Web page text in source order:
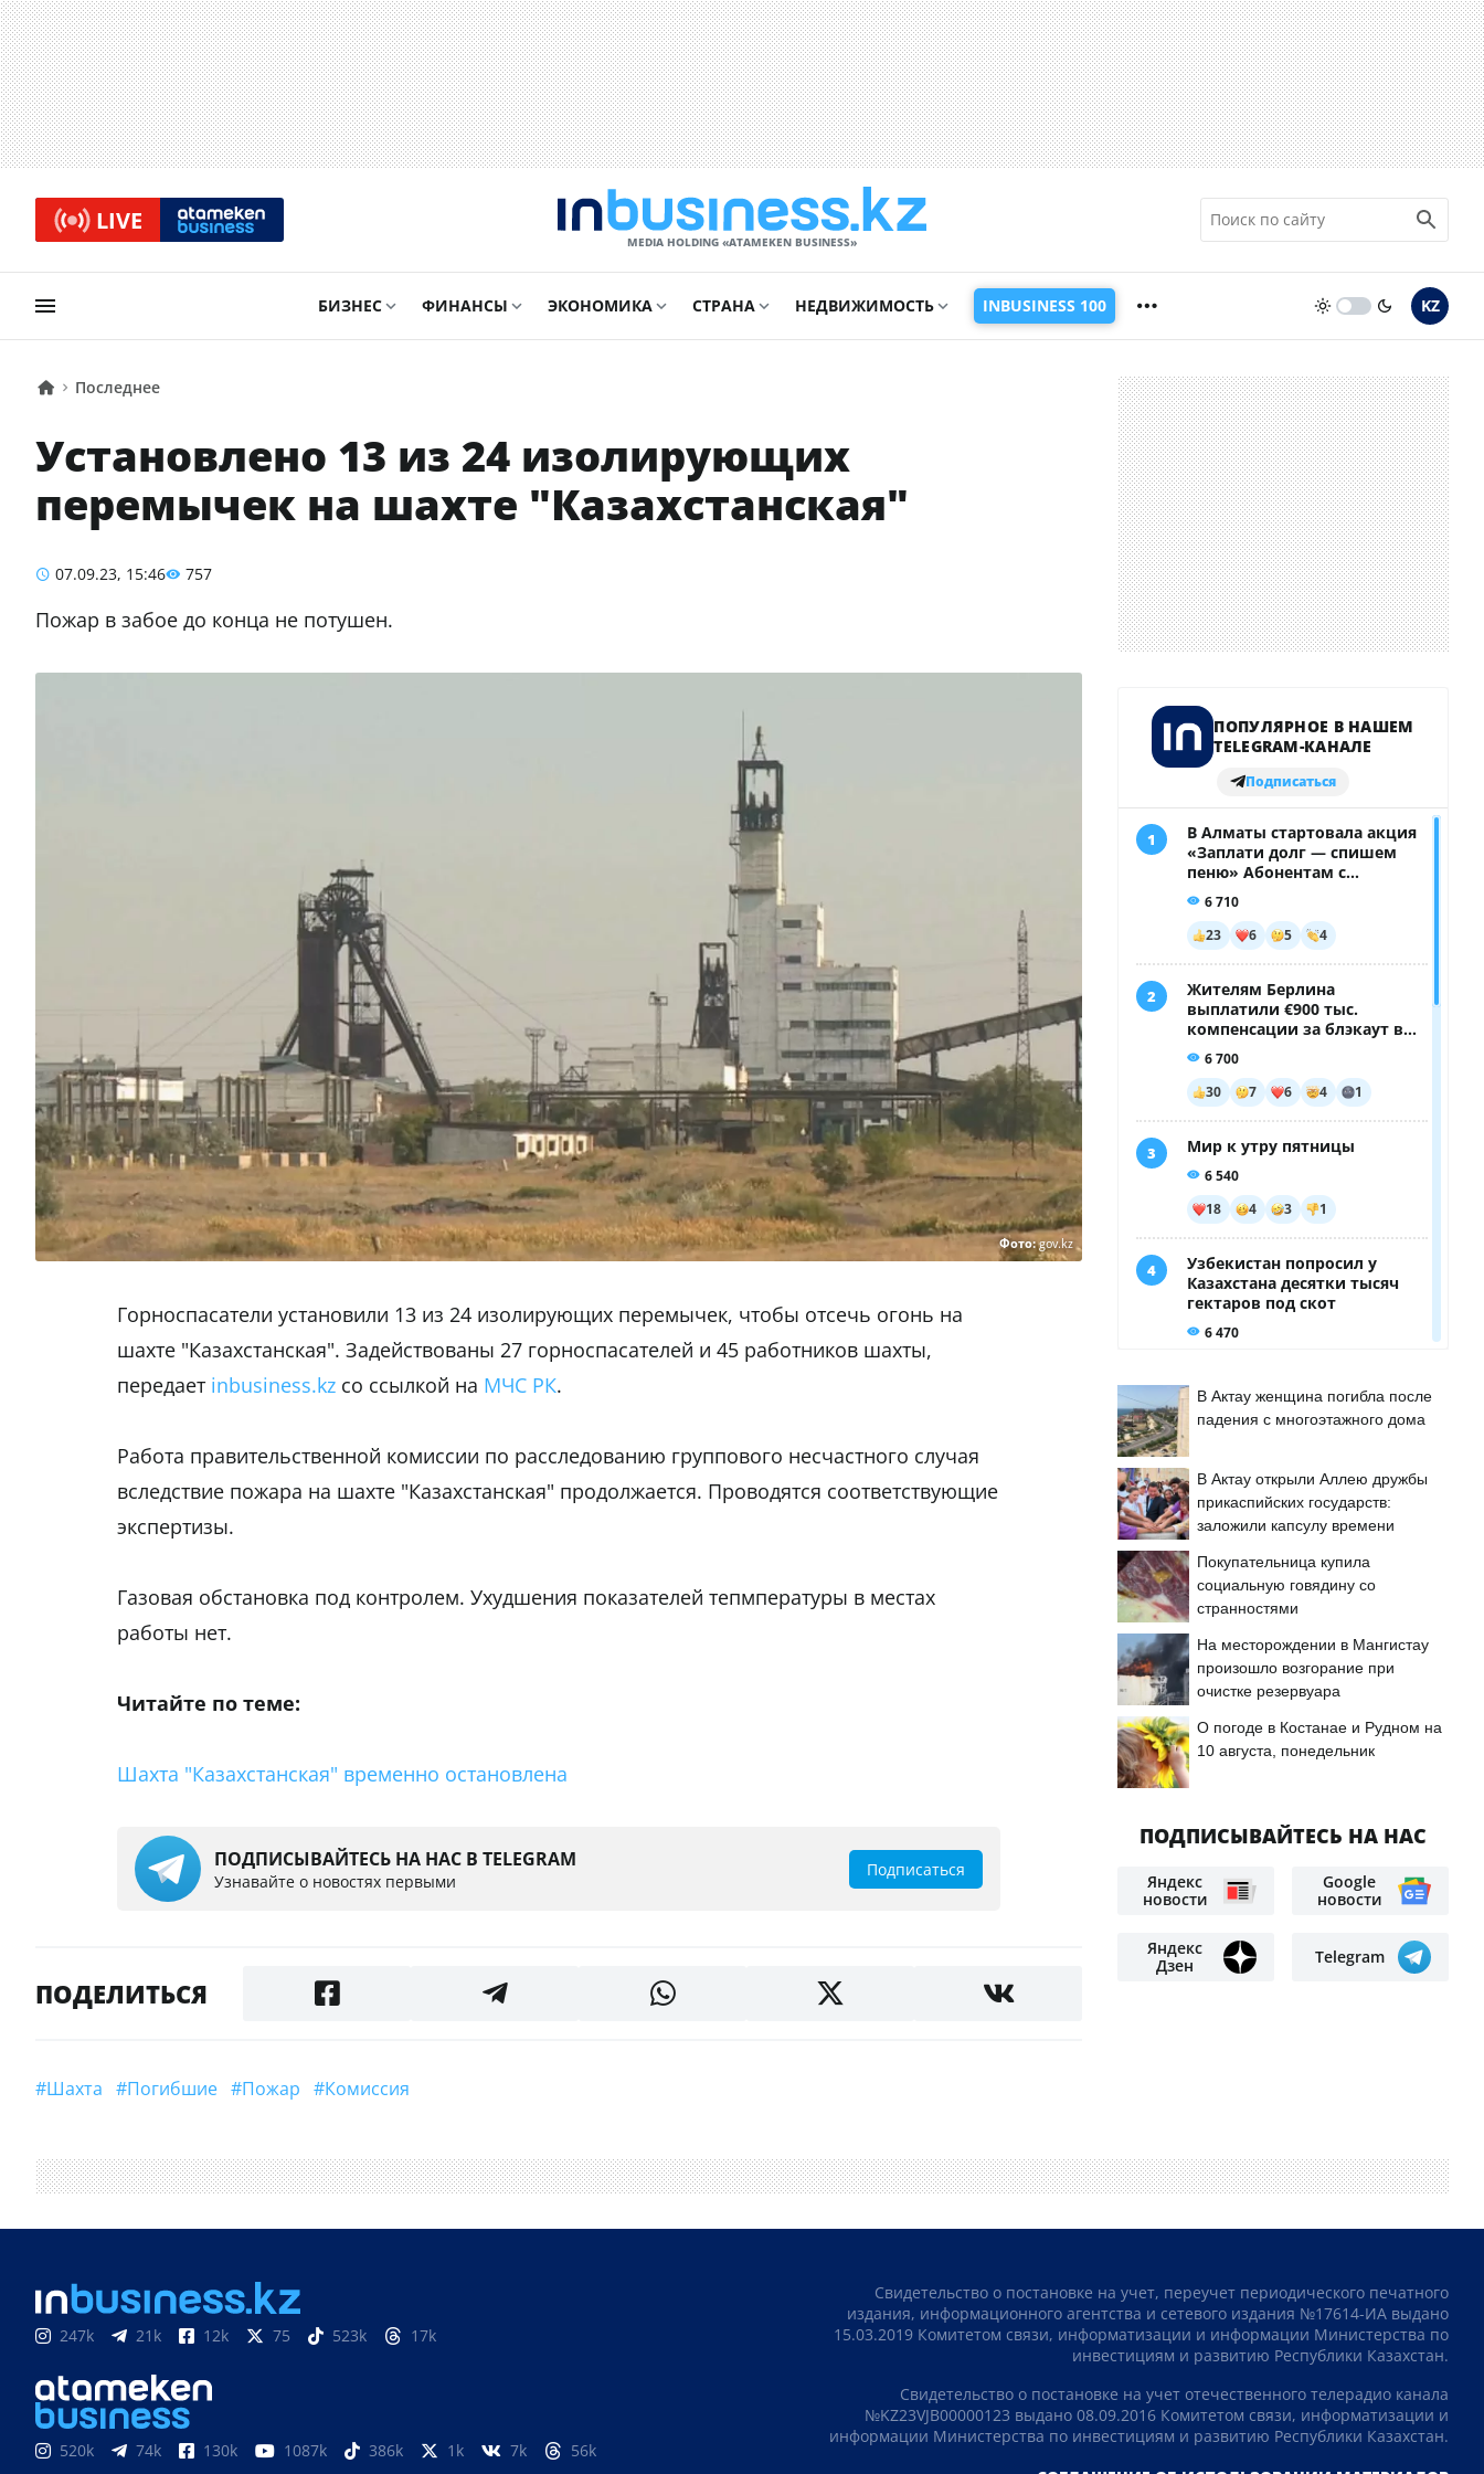
LIVE
MEDIA HOLDING «ATAMEKЕN BUSINESS»
БИЗНЕС ФИНАНСЫ ЭКОНОМИКА СТРАНА НЕДВИЖИМОСТЬ INBUSINESS 100 KZ
Последнее
Установлено 13 из 24 изолирующих
перемычек на шахте "Казахстанская"
07.09.23, 15:46 757
Пожар в забое до конца не потушен.
Фото:gov.kz
Горноспасатели установили 13 из 24 изолирующих перемычек, чтобы отсечь огонь на
шахте "Казахстанская". Задействованы 27 горноспасателей и 45 работников шахты,
передает inbusiness.kz со ссылкой на МЧС РК.
Работа правительственной комиссии по расследованию группового несчастного случая
вследствие пожара на шахте "Казахстанская" продолжается. Проводятся соответствующие
экспертизы.
Газовая обстановка под контролем. Ухудшения показателей тепмпературы в местах
работы нет.
Читайте по теме:
Шахта "Казахстанская" временно остановлена
ПОДПИСЫВАЙТЕСЬ НА НАС В TELEGRAM
Узнавайте о новостях первыми
Подписаться
ПОДЕЛИТЬСЯ
#шахта #погибшие #пожар #комиссия
В Актау женщина погибла после
падения с многоэтажного дома
В Актау открыли Аллею дружбы
прикаспийских государств:
заложили капсулу времени
Покупательница купила
социальную говядину со
странностями
На месторождении в Мангистау
произошло возгорание при
очистке резервуара
О погоде в Костанае и Рудном на
10 августа, понедельник
ПОДПИСЫВАЙТЕСЬ НА НАС
Яндекс
новости
Google
новости
Яндекс
Дзен
Telegram
247k 21k 12k 75 523k 17k
520k 74k 130k 1087k 386k 1k 7k 56k
Свидетельство о постановке на учет, переучет периодического печатного
издания, информационного агентства и сетевого издания №17614-ИА выдано
15.03.2019 Комитетом связи, информатизации и информации Министерства по
инвестициям и развитию Республики Казахстан.
Свидетельство о постановке на учет отечественного телерадио канала
№KZ23VJB00000123 выдано 08.09.2016 Комитетом связи, информатизации и
информации Министерства по инвестициям и развитию Республики Казахстан.